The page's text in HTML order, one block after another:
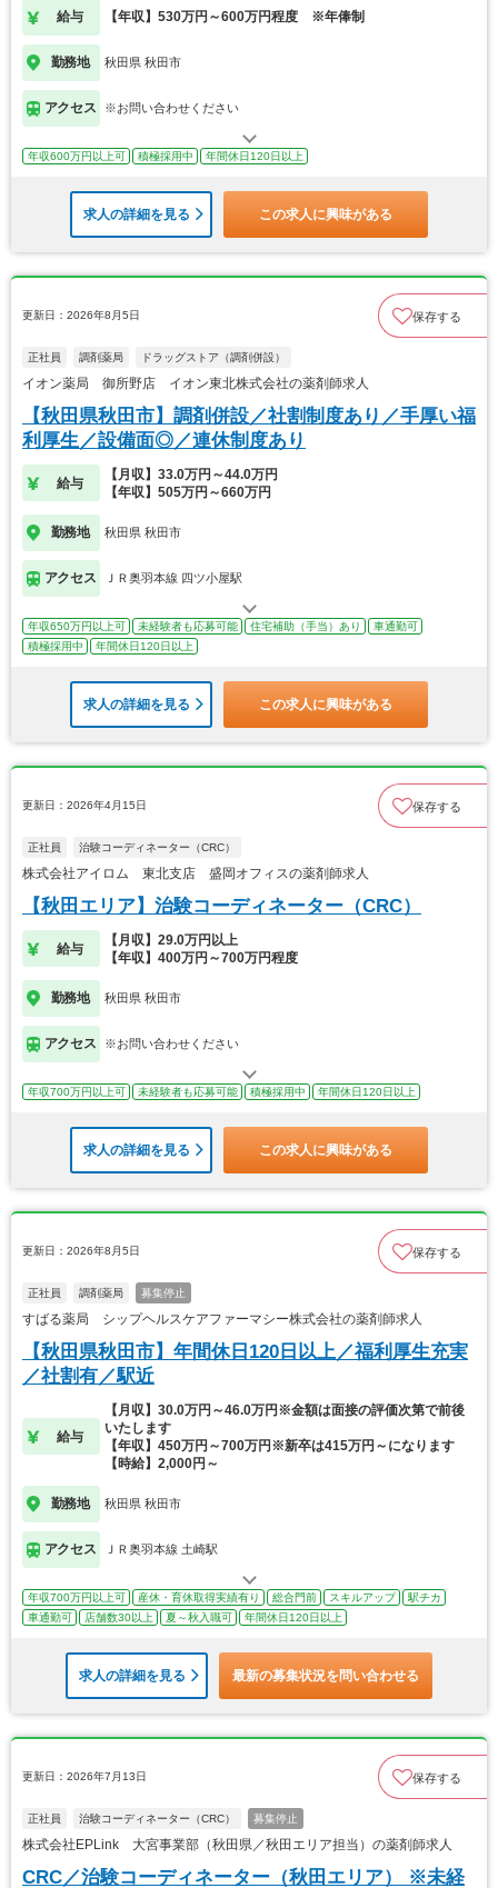
給与 【年収】530万円～600万円程度 ※年俸制
勤務地 秋田県 秋田市
アクセス ※お問い合わせください
年収600万円以上可 積極採用中 年間休日120日以上
求人の詳細を見る この求人に興味がある
更新日：2026年8月5日 保存する
正社員 調剤薬局 ドラッグストア（調剤併設）
イオン薬局 御所野店 イオン東北株式会社の薬剤師求人
【秋田県秋田市】調剤併設／社割制度あり／手厚い福
利厚生／設備面◎／連休制度あり
給与
【月収】33.0万円～44.0万円
【年収】505万円～660万円
勤務地 秋田県 秋田市
アクセス ＪＲ奥羽本線 四ツ小屋駅
年収650万円以上可 未経験者も応募可能 住宅補助（手当）あり
車通勤可
積極採用中
年間休日120日以上
求人の詳細を見る この求人に興味がある
更新日：2026年4月15日 保存する
正社員 治験コーディネーター（CRC）
株式会社アイロム 東北支店 盛岡オフィスの薬剤師求人
【秋田エリア】治験コーディネーター（CRC）
給与
【月収】29.0万円以上
【年収】400万円～700万円程度
勤務地 秋田県 秋田市
アクセス ※お問い合わせください
年収700万円以上可 未経験者も応募可能 積極採用中 年間休日120日以上
求人の詳細を見る この求人に興味がある
更新日：2026年8月5日 保存する
正社員 調剤薬局 募集停止
すばる薬局 シップヘルスケアファーマシー株式会社の薬剤師求人
【秋田県秋田市】年間休日120日以上／福利厚生充実
／社割有／駅近
給与
【月収】30.0万円～46.0万円※金額は面接の評価次第で前後
いたします
【年収】450万円～700万円※新卒は415万円～になります
【時給】2,000円～
勤務地 秋田県 秋田市
アクセス ＪＲ奥羽本線 土崎駅
年収700万円以上可 産休・育休取得実績有り 総合門前 スキルアップ
駅チカ
車通勤可
店舗数30以上 夏～秋入職可 年間休日120日以上
求人の詳細を見る 最新の募集状況を問い合わせる
更新日：2026年7月13日 保存する
正社員 治験コーディネーター（CRC） 募集停止
株式会社EPLink 大宮事業部（秋田県／秋田エリア担当）の薬剤師求人
CRC／治験コーディネーター（秋田エリア） ※未経